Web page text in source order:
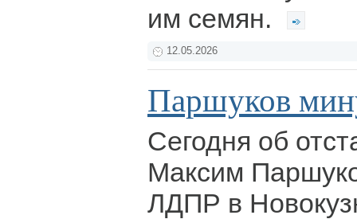
им семян.
12.05.2026
Паршуков
Сегодня об
Максим
ЛДПР в